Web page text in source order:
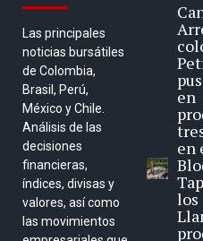
Las principales
noticias bursátiles
de Colombia,
Brasil, Perú,
México y Chile.
Análisis de las
decisiones
financieras,
índices, divisas y
valores, así como
las movimientos
en
en
los